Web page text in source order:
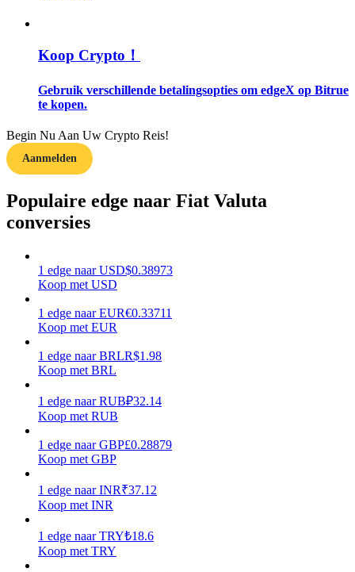
Handelsstrategieën
Leer hoe u winstgevend kunt blijven
Macht varkentje
Verdien dagelijks competitieve beloningen
Koop Crypto！
Gebruik verschillende betalingsopties om edgeX op Bitrue
te kopen.
Begin Nu Aan Uw Crypto Reis!
Aanmelden
Populaire edge naar Fiat Valuta
conversies
1 edge naar USD$0.38973
Koop met USD
1 edge naar EUR€0.33711
Koop met EUR
1 edge naar BRLR$1.98
Koop met BRL
1 edge naar RUB₽32.14
Koop met RUB
1 edge naar GBP£0.28879
Koop met GBP
1 edge naar INR₹37.12
Koop met INR
1 edge naar TRY₺18.6
Koop met TRY